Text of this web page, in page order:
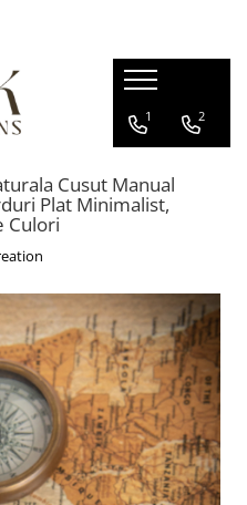
1 2
Cusut Manual
Plat Minimalist,
Culori